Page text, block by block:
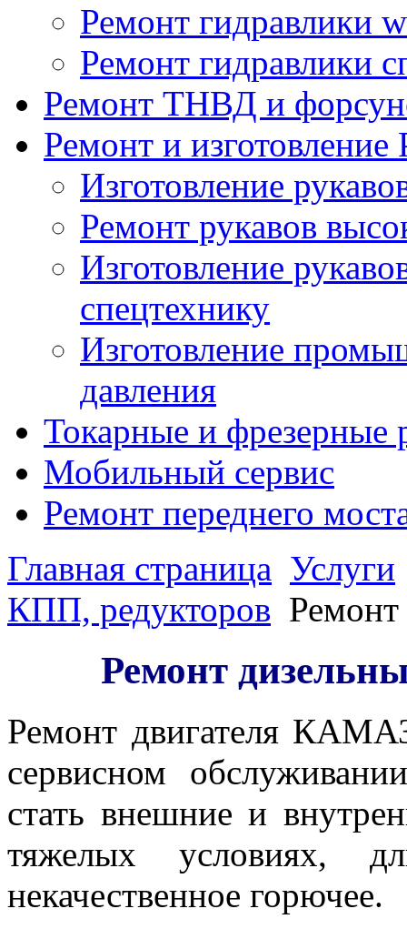
Ремонт гидравлики
Ремонт гидравлики
Ремонт ТНВД и
Ремонт и
Изготовление
Ремонт рукавов
Изготовление
спецтехнику
Изготовление
давления
Токарные и фрезерные
Мобильный сервис
Ремонт переднего
Главная страница Услуги
КПП, редукторов
Ремонт
Ремонт двигателя
сервисном
стать внешние и
тяжелых условиях,
некачественное горючее.